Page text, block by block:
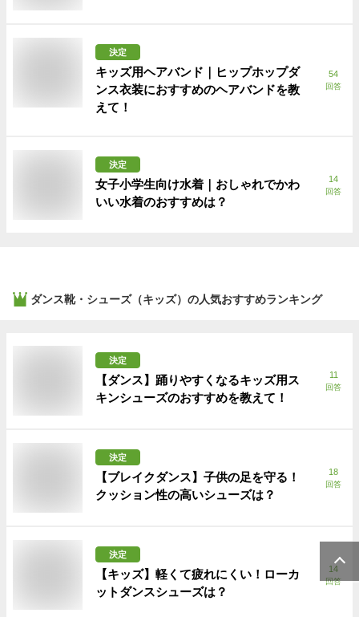
決定
キッズ用ヘアバンド｜ヒップホップダ
ンス衣装におすすめのヘアバンドを教
えて！
54
回答
決定
女子小学生向け水着｜おしゃれでかわ
いい水着のおすすめは？
14
回答
ダンス靴・シューズ（キッズ） の人気おすすめランキング
決定
【ダンス】踊りやすくなるキッズ用ス
キンシューズのおすすめを教えて！
11
回答
決定
【ブレイクダンス】子供の足を守る！
クッション性の高いシューズは？
18
回答
決定
【キッズ】軽くて疲れにくい！ローカ
ットダンスシューズは？
14
回答